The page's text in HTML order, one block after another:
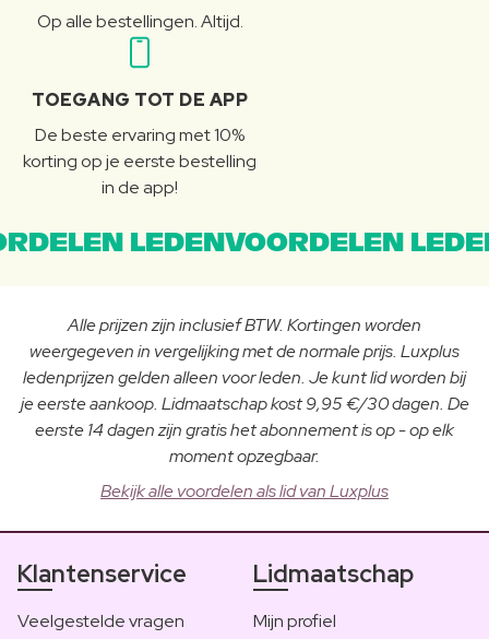
Op alle bestellingen. Altijd.
TOEGANG TOT DE APP
De beste ervaring met 10%
korting op je eerste bestelling
in de app!
LEDENVOORDELEN
Alle prijzen zijn inclusief BTW. Kortingen worden
weergegeven in vergelijking met de normale prijs. Luxplus
ledenprijzen gelden alleen voor leden. Je kunt lid worden bij
je eerste aankoop. Lidmaatschap kost 9,95 €/30 dagen. De
eerste 14 dagen zijn gratis het abonnement is op - op elk
moment opzegbaar.
Bekijk alle voordelen als lid van Luxplus
Klantenservice
Veelgestelde vragen
Lidmaatschap
Mijn profiel